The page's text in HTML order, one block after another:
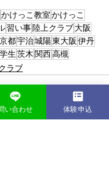
かけっこ教室かけっこ
習い事陸上クラブ大阪
京都宇治城陽東大阪 伊丹
生茨木 関西高槻
ラブ
い合わせ 体験申込